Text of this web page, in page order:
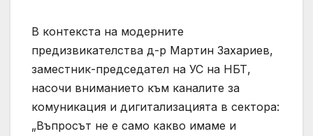
В контекста на модерните
предизвикателства д-р Мартин Захариев,
заместник-председател на УС на НБТ,
насочи вниманието към каналите за
комуникация и дигитализацията в сектора:
„Въпросът не е само какво имаме и